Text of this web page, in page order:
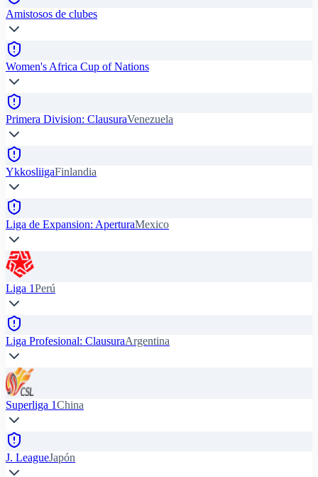
Amistosos de clubes
Women's Africa Cup of Nations
Primera Division: ClausuraVenezuela
YkkosliigaFinlandia
Liga de Expansion: AperturaMexico
Liga 1Perú
Liga Profesional: ClausuraArgentina
Superliga 1China
J. LeagueJapón